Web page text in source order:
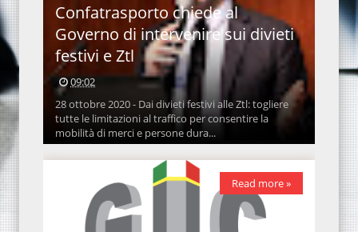
Confatrasporto chiede al
Governo di intervenire sui divieti
festivi e Ztl
09:02
28 ottobre 2020 - Dai divieti festivi alle Ztl: togliere
tutte le limitazioni al traffico per consentire la
mobilità di merci e persone dura...
Read more »